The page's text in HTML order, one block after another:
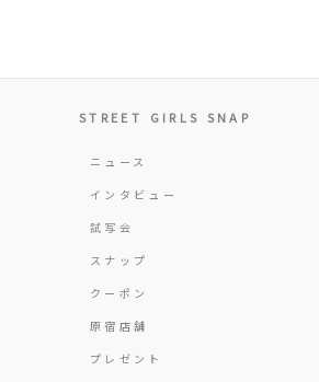
STREET GIRLS SNAP
ニュース
インタビュー
試写会
スナップ
クーポン
原宿店舗
プレゼント